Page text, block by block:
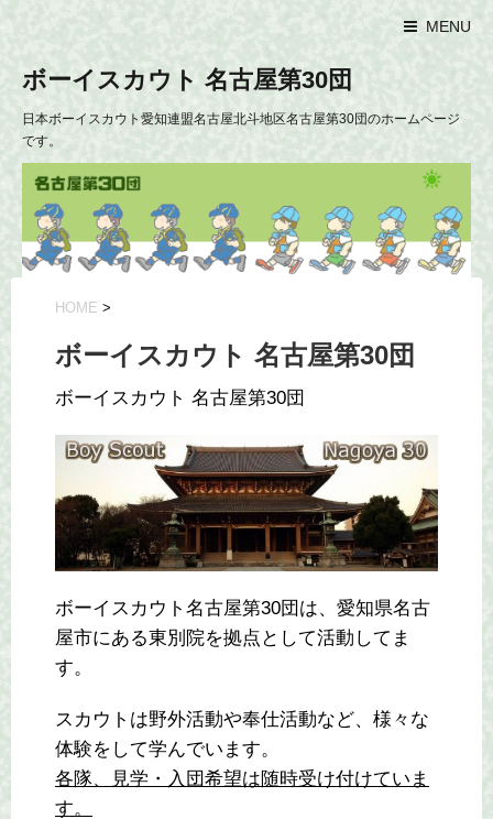
MENU
ボーイスカウト 名古屋第30団
日本ボーイスカウト愛知連盟名古屋北斗地区名古屋第30団のホームページ
です。
HOME >
ボーイスカウト 名古屋第30団
ボーイスカウト 名古屋第30団
ボーイスカウト名古屋第30団は、愛知県名古
屋市にある東別院を拠点として活動してま
す。
スカウトは野外活動や奉仕活動など、様々な
体験をして学んでいます。
各隊、見学・入団希望は随時受け付けていま
す。